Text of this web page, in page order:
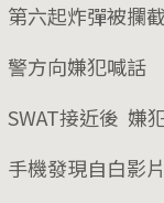
第六起炸彈被攔
警方向嫌犯喊話
SWAT接近後 嫌
手機發現自白影片